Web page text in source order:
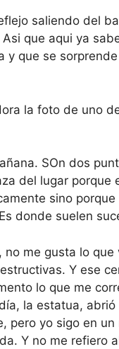
saliendo del
que aqui ya
y que se
la foto de uno
SOn dos
del lugar porque
sino
donde suelen
me gusta lo
Y ese
lo que me
la estatua,
pero yo sigo en
Y no me refiero